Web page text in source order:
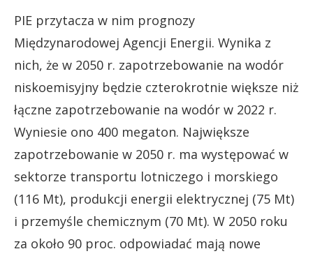
PIE przytacza w nim prognozy
Międzynarodowej Agencji Energii. Wynika z
nich, że w 2050 r. zapotrzebowanie na wodór
niskoemisyjny będzie czterokrotnie większe niż
łączne zapotrzebowanie na wodór w 2022 r.
Wyniesie ono 400 megaton. Największe
zapotrzebowanie w 2050 r. ma występować w
sektorze transportu lotniczego i morskiego
(116 Mt), produkcji energii elektrycznej (75 Mt)
i przemyśle chemicznym (70 Mt). W 2050 roku
za około 90 proc. odpowiadać mają nowe